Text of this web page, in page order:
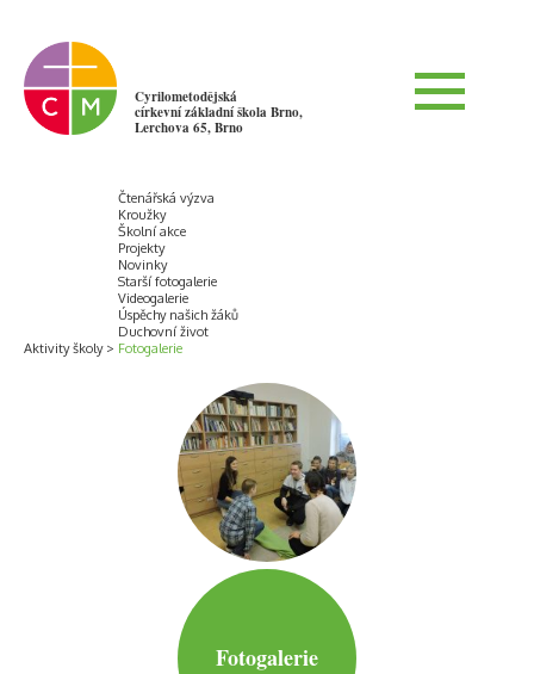
Cyrilometodějská
církevní základní škola Brno,
Lerchova 65, Brno
Aktivity školy
Čtenářská výzva
Kroužky
Školní akce
Projekty
Novinky
Starší fotogalerie
Videogalerie
Úspěchy našich žáků
Duchovní život
Fotogalerie
Fotogalerie